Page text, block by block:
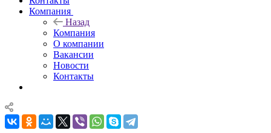
Компания
Назад
Компания
О компании
Вакансии
Новости
Контакты